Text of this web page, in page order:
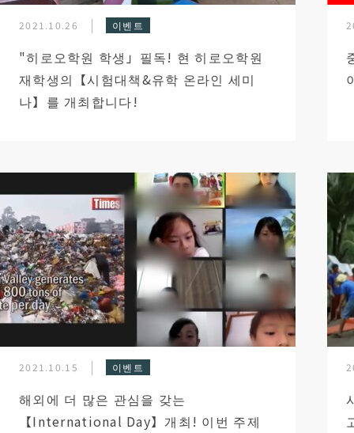
2021.10.26 이벤트
"히로오학원 학생」필독! 현 히로오학원
재학생의【시험대책&유학 온라인 세미
나】를 개최합니다!
2021.10.15 이벤트
해외에 더 많은 관심을 갖는
【International Day】개최! 이번 주제